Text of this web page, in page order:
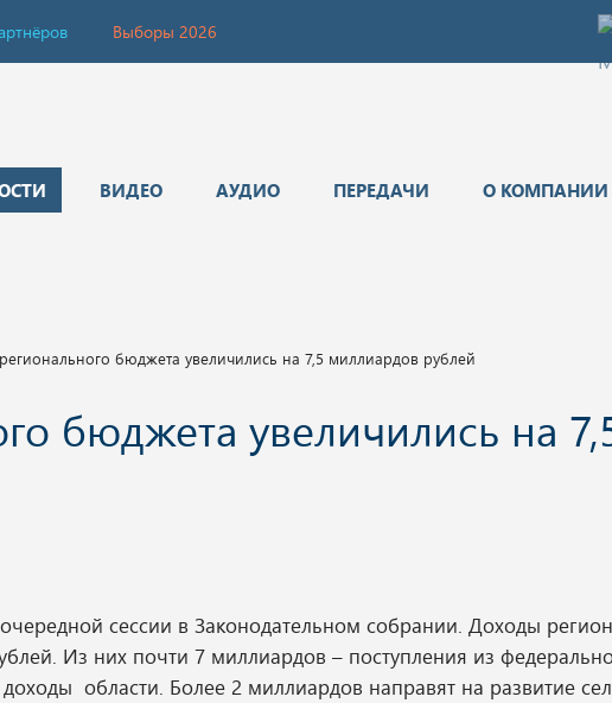
Выборы 2026
ВИДЕО АУДИО ПЕРЕДАЧИ О КОМПАНИИ
бюджета увеличились на 7,5 миллиардов рублей
бюджета увеличились на
сессии в Законодательном собрании. Доходы
Из них почти 7 миллиардов – поступления из
области. Более 2 миллиардов направят на развитие